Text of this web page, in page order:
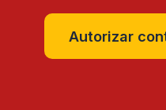
Autorizar